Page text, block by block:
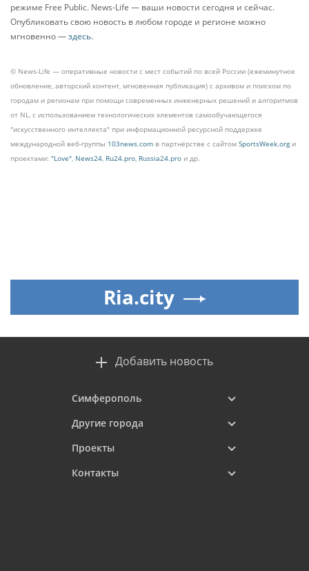
режиме Free Public. News-Life — ваши новости сегодня и сейчас.
Опубликовать свою новость в любом городе и регионе можно
мгновенно —здесь.
© News-Life — оперативные новости с мест событий по всей России (ежеминутное
обновление, авторский контент, мгновенная публикация) с архивом и поиском по
городам и регионам при помощи современных инженерных решений и алгоритмов
от NL, с использованием технологических элементов самообучающегося
"искусственного интеллекта" при информационной ресурсной поддержке
международной веб-группы 103news.com в партнёрстве с сайтом SportsWeek.orgи
проектами: "Love", News24, Ru24.pro, Russia24.pro и др.
Ria.city
Добавить новость
Симферополь
Другие города
Проекты
Контакты